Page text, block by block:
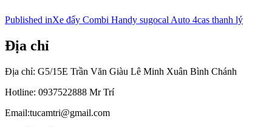
Điều
hướng
bài
viết
Published inXe đẩy Combi Handy sugocal Auto 4cas thanh lý
Địa chỉ
Địa chỉ: G5/15E Trần Văn Giàu Lê Minh Xuân Bình Chánh
Hotline: 0937522888 Mr Trí
Email:tucamtri@gmail.com